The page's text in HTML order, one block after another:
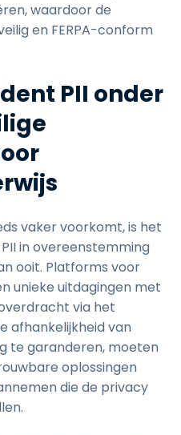
waardoor de
en FERPA-conform
PII onder
vaker voorkomt, is het
in overeenstemming
ooit. Platforms voor
unieke uitdagingen met
via het
afhankelijkheid van
te garanderen, moeten
oplossingen
die de privacy